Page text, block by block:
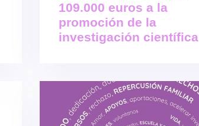
109.000 euros a la
promoción de la
investigación científica